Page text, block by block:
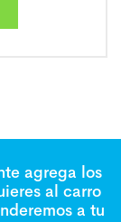
agrega los
al carro
a tu